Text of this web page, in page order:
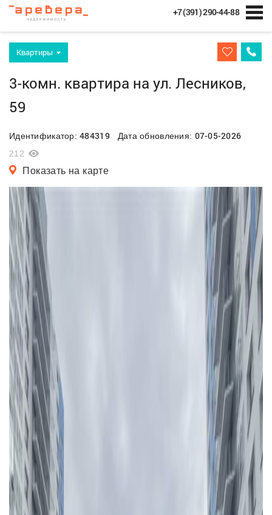
+7 (391) 290-44-88
Квартиры
3-комн. квартира на ул. Лесников,
59
Идентификатор:484319Дата обновления: 07-05-2026
212
Показать на карте